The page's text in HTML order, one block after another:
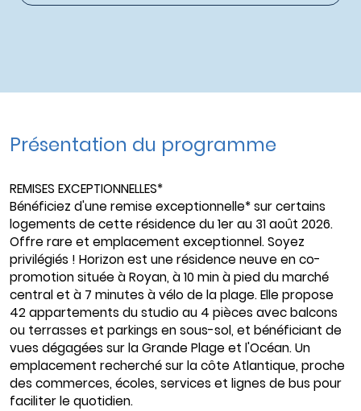
Présentation du programme
REMISES EXCEPTIONNELLES*
Bénéficiez d'une remise exceptionnelle* sur certains
logements de cette résidence du 1er au 31 août 2026.
Offre rare et emplacement exceptionnel. Soyez
privilégiés ! Horizon est une résidence neuve en co-
promotion située à Royan, à 10 min à pied du marché
central et à 7 minutes à vélo de la plage. Elle propose
42 appartements du studio au 4 pièces avec balcons
ou terrasses et parkings en sous-sol, et bénéficiant de
vues dégagées sur la Grande Plage et l'Océan. Un
emplacement recherché sur la côte Atlantique, proche
des commerces, écoles, services et lignes de bus pour
faciliter le quotidien.